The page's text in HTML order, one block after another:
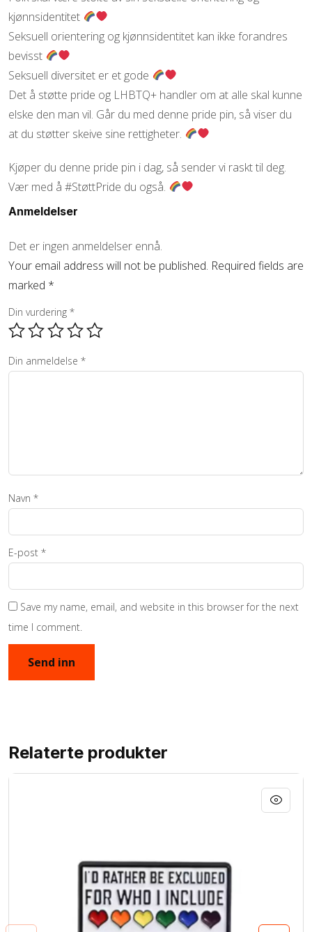
kjønnsidentitet
Seksuell orientering og kjønnsidentitet kan ikke forandres
bevisst
Seksuell diversitet er et gode
Det å støtte pride og LHBTQ+ handler om at alle skal kunne
elske den man vil. Går du med denne pride pin, så viser du
at du støtter skeive sine rettigheter.
Kjøper du denne pride pin i dag, så sender vi raskt til deg.
Vær med å #StøttPride du også.
Anmeldelser
Det er ingen anmeldelser ennå.
Your email address will not be published. Required fields are
marked *
Din vurdering *
Din anmeldelse *
Navn *
E-post *
Save my name, email, and website in this browser for the next
time I comment.
Relaterte produkter